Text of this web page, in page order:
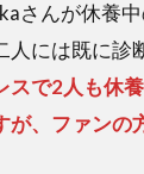
さんが休養
には既に診
スで2人も休
が、ファンの